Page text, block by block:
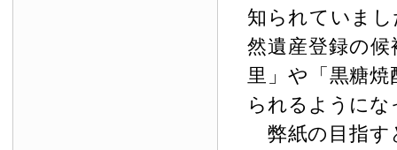
知られていま
然遺産登録の
里」や「黒糖
られるように
弊紙の目指す